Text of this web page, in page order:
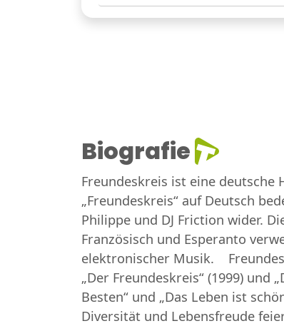
Biografie
Freundeskreis ist eine deutsche
„Freundeskreis“ auf Deutsch
Philippe und DJ Friction wider.
Französisch und Esperanto
elektronischer Musik.
„Der Freundeskreis“ (1999) und
Besten“ und „Das Leben ist
Diversität und Lebensfreude